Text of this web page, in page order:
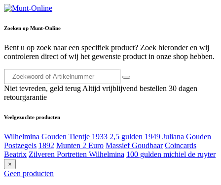
Zoeken op Munt-Online
Bent u op zoek naar een specifiek product? Zoek hieronder en wij
controleren direct of wij het gewenste product in onze shop hebben.
Niet tevreden, geld terug Altijd vrijblijvend bestellen 30 dagen
retourgarantie
Veelgezochte producten
Wilhelmina Gouden Tientje 1933 2,5 gulden 1949 Juliana Gouden
Postzegels 1892 Munten 2 Euro Massief Goudbaar Coincards
Beatrix Zilveren Portretten Wilhelmina 100 gulden michiel de ruyter
×
Geen producten